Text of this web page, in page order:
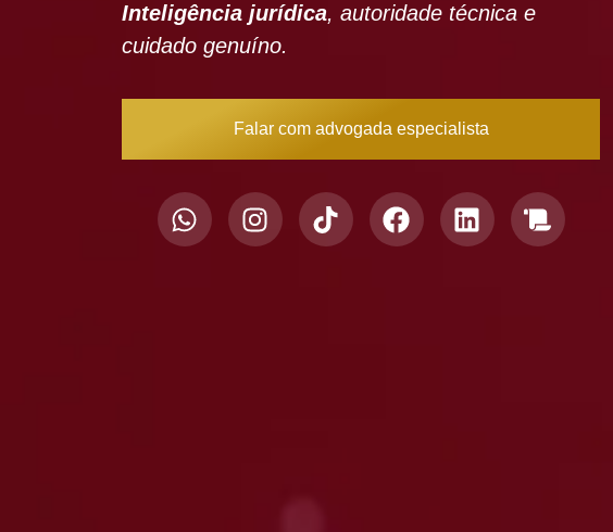
Inteligência jurídica, autoridade técnica e
cuidado genuíno.
Falar com advogada especialista